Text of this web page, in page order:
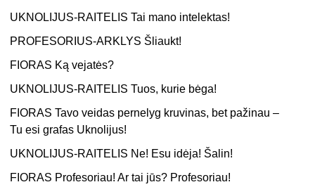
UKNOLIJUS-RAITELIS Tai mano intelektas!
PROFESORIUS-ARKLYS Šliaukt!
FIORAS Ką vejatės?
UKNOLIJUS-RAITELIS Tuos, kurie bėga!
FIORAS Tavo veidas pernelyg kruvinas, bet pažinau –
Tu esi grafas Uknolijus!
UKNOLIJUS-RAITELIS Ne! Esu idėja! Šalin!
FIORAS Profesoriau! Ar tai jūs? Profesoriau!